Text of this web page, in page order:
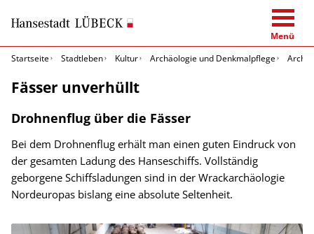
Menü
Startseite
Stadtleben Kultur Archäologie und Denkmalpflege
Fässer unverhüllt
Drohnenflug über die Fässer
Bei dem Drohnenflug erhält man einen guten Eindruck von
der gesamten Ladung des Hanseschiffs. Vollständig
geborgene Schiffsladungen sind in der Wrackarchäologie
Nordeuropas bislang eine absolute Seltenheit.